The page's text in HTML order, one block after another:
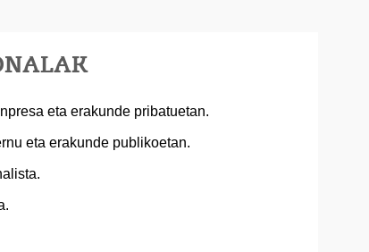
eta erakunde pribatuetan.
eta erakunde publikoetan.